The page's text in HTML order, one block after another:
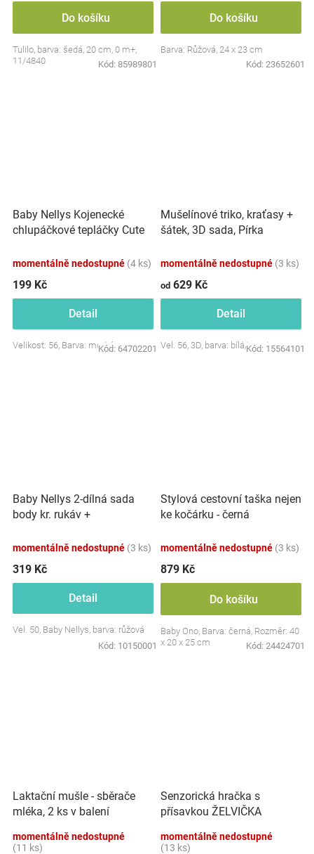
Do košíku
Tulilo, barva: šedá, 20 cm, 0 m+,
11/4840
Kód: 85989801
Do košíku
Barva: Růžová, 24 x 23 cm
Kód: 23652601
Baby Nellys Kojenecké
chlupáčkové tepláčky Cute
momentálně nedostupné (4 ks)
199 Kč
Detail
Velikost: 56, Barva: modrá
Kód: 64702201
Mušelínové triko, kraťasy +
šátek, 3D sada, Pírka
momentálně nedostupné (3 ks)
od 629 Kč
Detail
Vel. 56, 3D, barva: bílá/smetana
Kód: 15564101
Baby Nellys 2-dílná sada
body kr. rukáv +
Little Star
momentálně nedostupné (3 ks)
319 Kč
Detail
Vel. 50, Baby Nellys, barva: růžová
Kód: 10150001
Stylová cestovní taška nejen
ke kočárku - černá
momentálně nedostupné (3 ks)
879 Kč
Do košíku
Baby Ono, Barva: černá, Rozměr: 40
x 20 x 25 cm
Kód: 24424701
Laktační mušle - sběrače
mléka, 2 ks v balení
momentálně nedostupné
(11 ks)
Senzorická hračka s
přísavkou ŽELVIČKA
momentálně nedostupné
(13 ks)